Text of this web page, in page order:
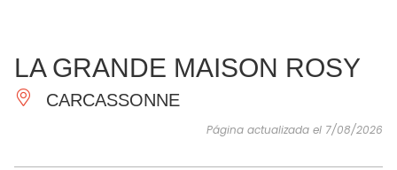
IMPRESCINDIBLES
HACER
INSPIRACIONES
LA GRANDE MAISON ROSY
CARCASSONNE
Página actualizada el 7/08/2026